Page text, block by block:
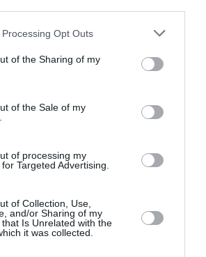
Opt Outs
of the Sharing of my
of the Sale of my
of processing my
Targeted Advertising.
of Collection, Use,
and/or Sharing of my
Is Unrelated with the
it was collected.
gestionează un bar
„Carpe diem!”
Liberalizarea pieţei
“semnal politic concret de